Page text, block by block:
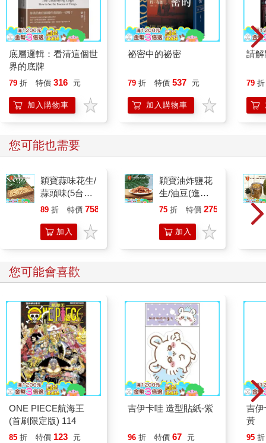
底層邏輯：看清這個世
界的底牌
79 折 特價 316 元
加入購物車
祕密中的祕密
79 折 特價 537 元
加入購物車
請解
79 折
您可能也需要
穎寶蒜味花生/
蒜頭味(5台斤/
包)
89 折 特價 758
加入
購物
穎寶油炸鹽花
生/油豆(進口
花生)1台斤
75 折 特價 275
加入
購物
您可能會喜歡
ONE PIECE航海王
(首刷限定版) 114
85 折 特價 123 元
吉伊卡哇 造型貼紙-紫
96 折 特價 67 元
吉
黃
95 折